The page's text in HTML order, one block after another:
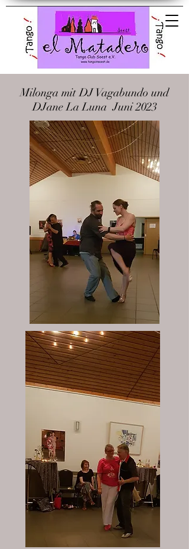
El Matadero Tango
Club Soest e.V.
Milonga mit DJ Vagabundo und
DJane La Luna Juni 2023